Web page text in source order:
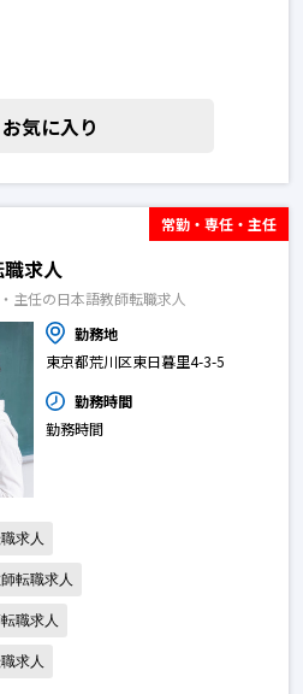
る場合がございます。予めご了承下さ
お気に入り
常勤・専任・主任
求人
主任の日本語教師転職求人
勤務地
東京都荒川区東日暮里4-3-5
勤務時間
勤務時間
求人
転職求人
職求人
求人